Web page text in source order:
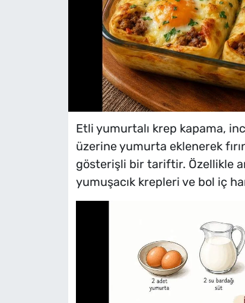
Etli yumurtalı krep kapama,
üzerine yumurta eklenerek
gösterişli bir tariftir. Özellikle
yumuşacık krepleri ve bol iç